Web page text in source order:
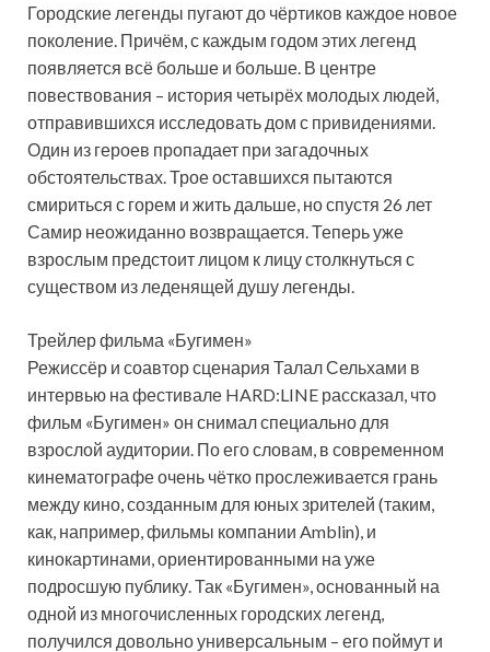
Городские легенды пугают до чёртиков каждое новое
поколение. Причём, с каждым годом этих легенд
появляется всё больше и больше. В центре
повествования – история четырёх молодых людей,
отправившихся исследовать дом с привидениями.
Один из героев пропадает при загадочных
обстоятельствах. Трое оставшихся пытаются
смириться с горем и жить дальше, но спустя 26 лет
Самир неожиданно возвращается. Теперь уже
взрослым предстоит лицом к лицу столкнуться с
существом из леденящей душу легенды.
Трейлер фильма «Бугимен»
Режиссёр и соавтор сценария Талал Сельхами в
интервью на фестивале HARD:LINE рассказал, что
фильм «Бугимен» он снимал специально для
взрослой аудитории. По его словам, в современном
кинематографе очень чётко прослеживается грань
между кино, созданным для юных зрителей (таким,
как, например, фильмы компании Amblin), и
кинокартинами, ориентированными на уже
подросшую публику. Так «Бугимен», основанный на
одной из многочисленных городских легенд,
получился довольно универсальным – его поймут и